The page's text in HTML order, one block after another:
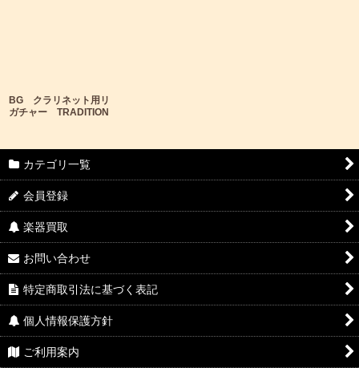
BG クラリネット用リ
ガチャー TRADITION
カテゴリ一覧
会員登録
楽器買取
お問い合わせ
特定商取引法に基づく表記
個人情報保護方針
ご利用案内